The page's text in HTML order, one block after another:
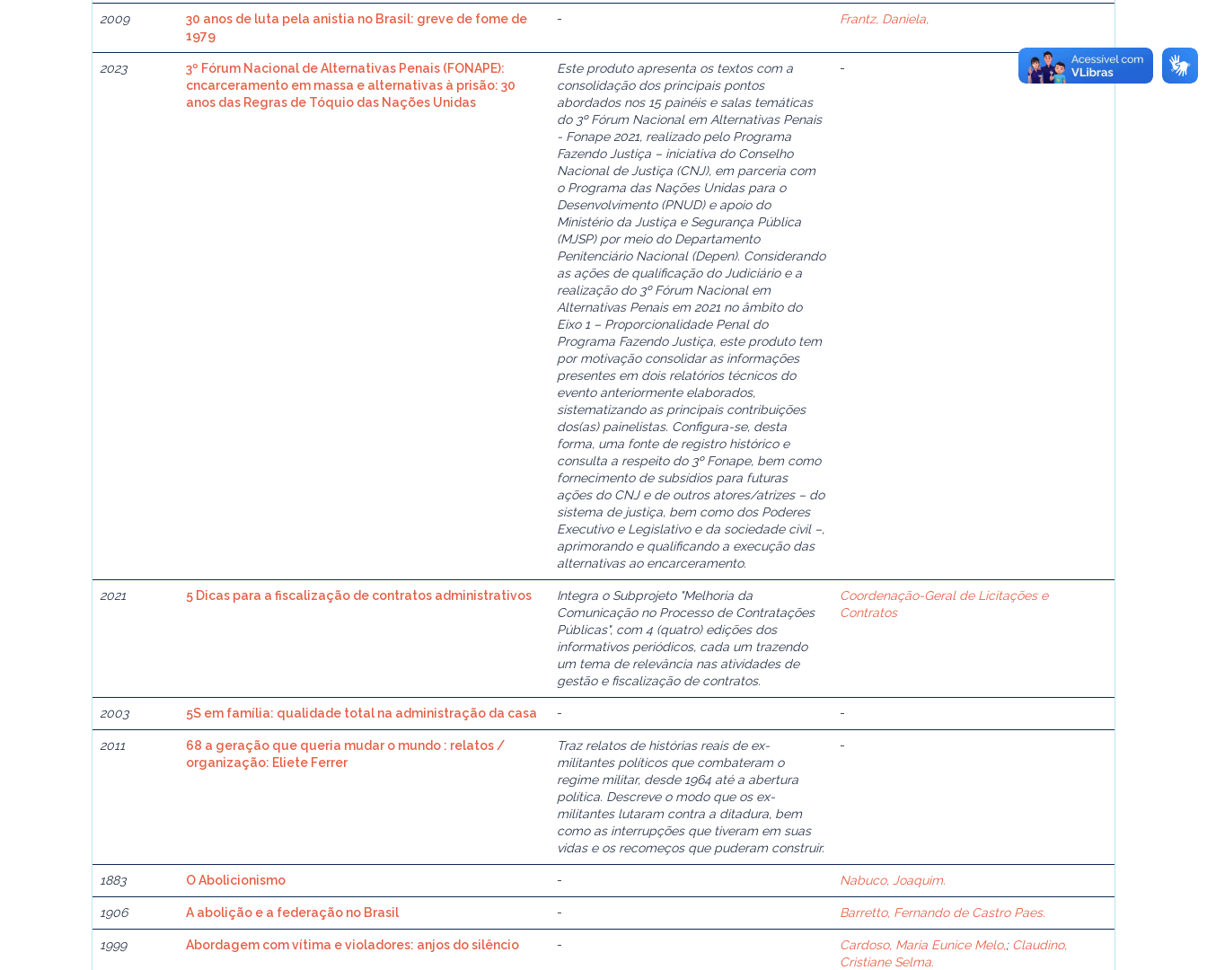
2009
30 anos de luta pela anistia no Brasil: greve de fome de
1979
- Frantz, Daniela,
2023
3º Fórum Nacional de Alternativas Penais (FONAPE):
cncarceramento em massa e alternativas à prisão: 30
anos das Regras de Tóquio das Nações Unidas
Este produto apresenta os textos com a
consolidação dos principais pontos
abordados nos 15 painéis e salas temáticas
do 3º Fórum Nacional em Alternativas Penais
- Fonape 2021, realizado pelo Programa
Fazendo Justiça – iniciativa do Conselho
Nacional de Justiça (CNJ), em parceria com
o Programa das Nações Unidas para o
Desenvolvimento (PNUD) e apoio do
Ministério da Justiça e Segurança Pública
(MJSP) por meio do Departamento
Penitenciário Nacional (Depen). Considerando
as ações de qualificação do Judiciário e a
realização do 3º Fórum Nacional em
Alternativas Penais em 2021 no âmbito do
Eixo 1 – Proporcionalidade Penal do
Programa Fazendo Justiça, este produto tem
por motivação consolidar as informações
presentes em dois relatórios técnicos do
evento anteriormente elaborados,
sistematizando as principais contribuições
dos(as) painelistas. Configura-se, desta
forma, uma fonte de registro histórico e
consulta a respeito do 3º Fonape, bem como
fornecimento de subsídios para futuras
ações do CNJ e de outros atores/atrizes – do
sistema de justiça, bem como dos Poderes
Executivo e Legislativo e da sociedade civil –,
aprimorando e qualificando a execução das
alternativas ao encarceramento.
-
2021 5 Dicas para a fiscalização de contratos administrativos
Integra o Subprojeto "Melhoria da
Comunicação no Processo de Contratações
Públicas", com 4 (quatro) edições dos
informativos periódicos, cada um trazendo
um tema de relevância nas atividades de
gestão e fiscalização de contratos.
Coordenação-Geral de Licitações e
Contratos
2003 5S em família: qualidade total na administração da casa - -
2011
68 a geração que queria mudar o mundo : relatos /
organização: Eliete Ferrer
Traz relatos de histórias reais de ex-
militantes políticos que combateram o
regime militar, desde 1964 até a abertura
política. Descreve o modo que os ex-
militantes lutaram contra a ditadura, bem
como as interrupções que tiveram em suas
vidas e os recomeços que puderam construir.
-
1883 O Abolicionismo - Nabuco, Joaquim.
1906 A abolição e a federação no Brasil - Barretto, Fernando de Castro Paes.
1999 Abordagem com vítima e violadores: anjos do silêncio - Cardoso, Maria Eunice Melo,; Claudino,
Cristiane Selma.